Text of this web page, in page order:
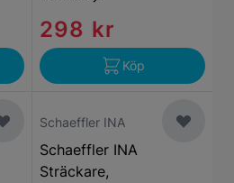
298 kr
Köp
Schaeffler INA
Schaeffler INA
Sträckare,